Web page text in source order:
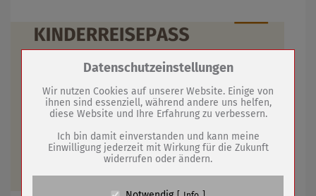
Zum Betrieb der Seite notwendige Cookies /
Name
PHP Session Cookie
Anbieter
Eigentümer dieser Website (Wenko-
Wenselaar GmbH & Co. KG)
Absicherung Kontaktformular / SPAM
Datenschutzeinstellungen
Wir nutzen Cookies auf unserer Website. Einige von
ihnen sind essenziell, während andere uns helfen,
diese Website und Ihre Erfahrung zu verbessern.
Ich bin damit einverstanden und kann meine
Einwilligung jederzeit mit Wirkung für die Zukunft
widerrufen oder ändern.